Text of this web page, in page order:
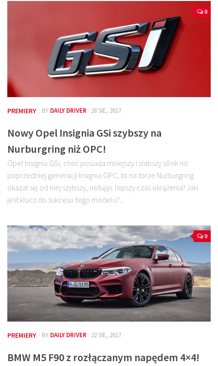
0
PREMIERY · BY DAILY DRIVER · 28 SIE, 2017
Nowy Opel Insignia GSi szybszy na
Nurburgring niż OPC!
Opel Insignia GSi, choć posiada mniejszy i słabszy silnik niż
poprzedniej generacji Insignia OPC, to na torze Nurburgring
okazał się od niej szybszy, notując lepszy czas okrążenia! Jaki
jest klucz do sukcesu tego modelu?...
0
PREMIERY · BY DAILY DRIVER · 22 SIE, 2017
BMW M5 F90 z rozłączanym napędem 4×4!